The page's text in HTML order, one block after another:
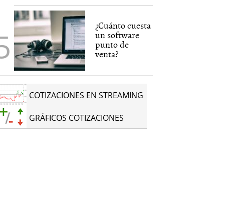
¿Cuánto cuesta
un software
punto de
venta?
COTIZACIONES EN STREAMING
GRÁFICOS COTIZACIONES